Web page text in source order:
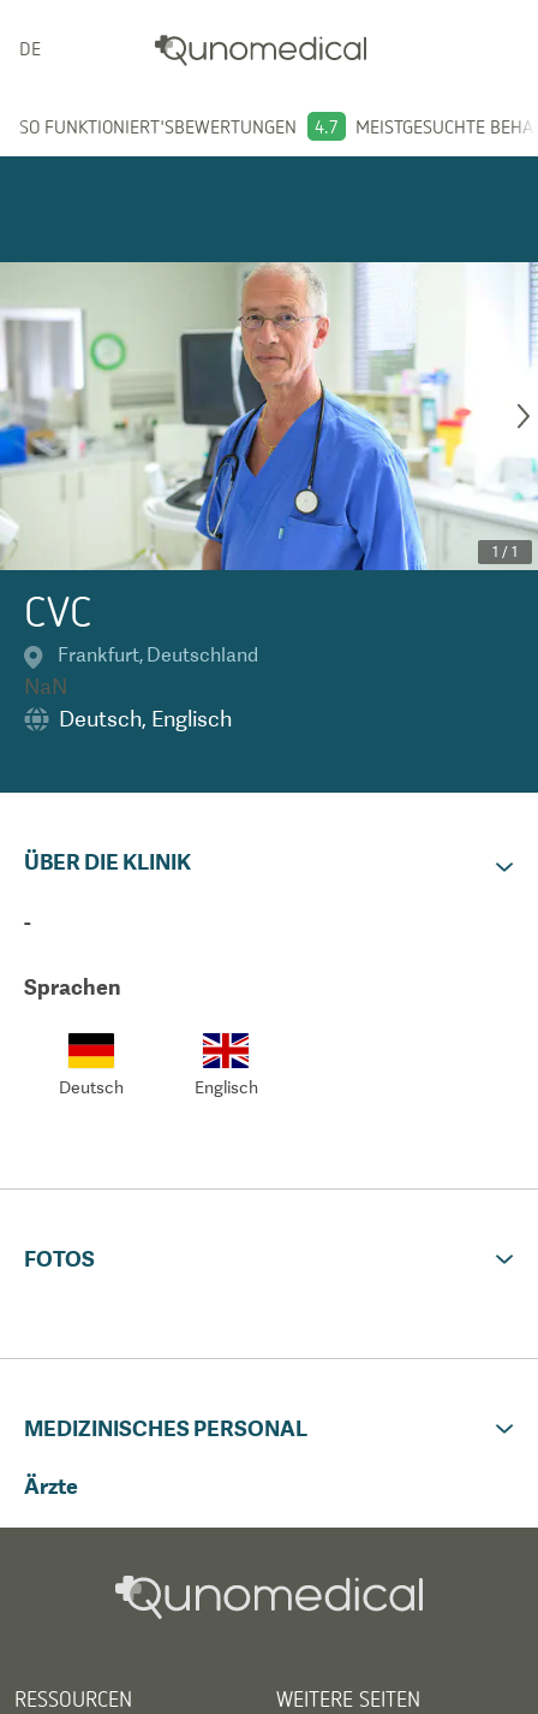
DEUTSCH
SO FUNKTIONIERT'SBEWERTUNGEN 4.7 MEISTGESUCHTE
1 / 1
CVC
Frankfurt, Deutschland
NaN
Deutsch, Englisch
ÜBER DIE KLINIK
-
Sprachen
Deutsch Englisch
FOTOS
MEDIZINISCHES PERSONAL
Ärzte
RESSOURCEN WEITERE SEITEN